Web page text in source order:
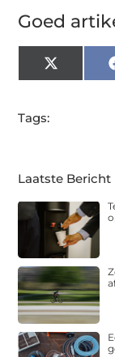
Goed
X
(Twitter)
Tags:
Laatste Bericht